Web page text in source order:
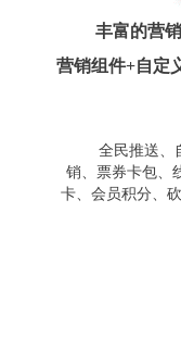
丰富的营
营销组件+自定
全民推送、
销、票券卡包、
卡、会员积分、